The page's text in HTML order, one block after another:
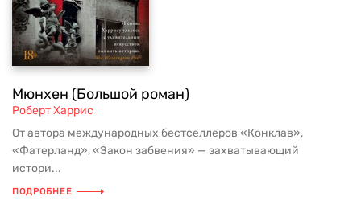
Мюнхен (Большой роман)
Роберт Харрис
От автора международных бестселлеров «Конклав»,
«Фатерланд», «Закон забвения» — захватывающий
истори...
ПОДРОБНЕЕ